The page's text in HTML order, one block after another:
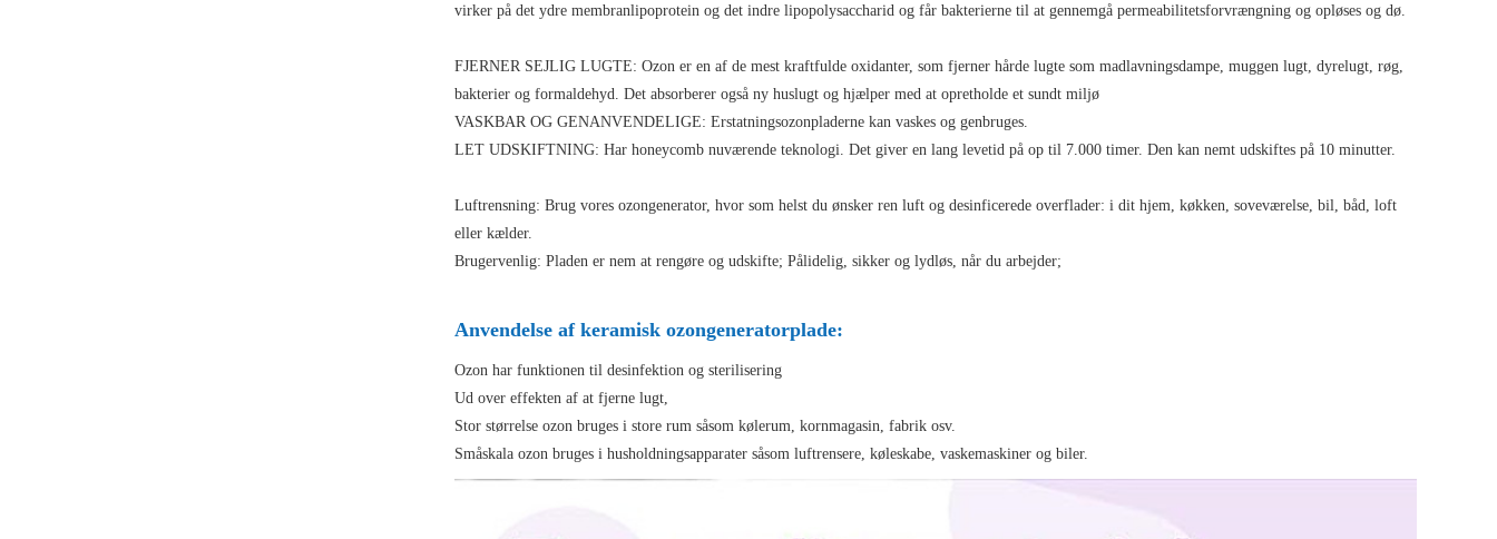
virker på det ydre membranlipoprotein og det indre lipopolysaccharid og får bakterierne til at gennemgå permeabilitetsforvrængning og opløses og dø.
FJERNER SEJLIG LUGTE: Ozon er en af ​​de mest kraftfulde oxidanter, som fjerner hårde lugte som madlavningsdampe, muggen lugt, dyrelugt, røg,
bakterier og formaldehyd. Det absorberer også ny huslugt og hjælper med at opretholde et sundt miljø
VASKBAR OG GENANVENDELIGE: Erstatningsozonpladerne kan vaskes og genbruges.
LET UDSKIFTNING: Har honeycomb nuværende teknologi. Det giver en lang levetid på op til 7.000 timer. Den kan nemt udskiftes på 10 minutter.
Luftrensning: Brug vores ozongenerator, hvor som helst du ønsker ren luft og desinficerede overflader: i dit hjem, køkken, soveværelse, bil, båd, loft
eller kælder.
Brugervenlig: Pladen er nem at rengøre og udskifte; Pålidelig, sikker og lydløs, når du arbejder;
Anvendelse af keramisk ozongeneratorplade:
Ozon har funktionen til desinfektion og sterilisering
Ud over effekten af ​​at fjerne lugt,
Stor størrelse ozon bruges i store rum såsom kølerum, kornmagasin, fabrik osv.
Småskala ozon bruges i husholdningsapparater såsom luftrensere, køleskabe, vaskemaskiner og biler.